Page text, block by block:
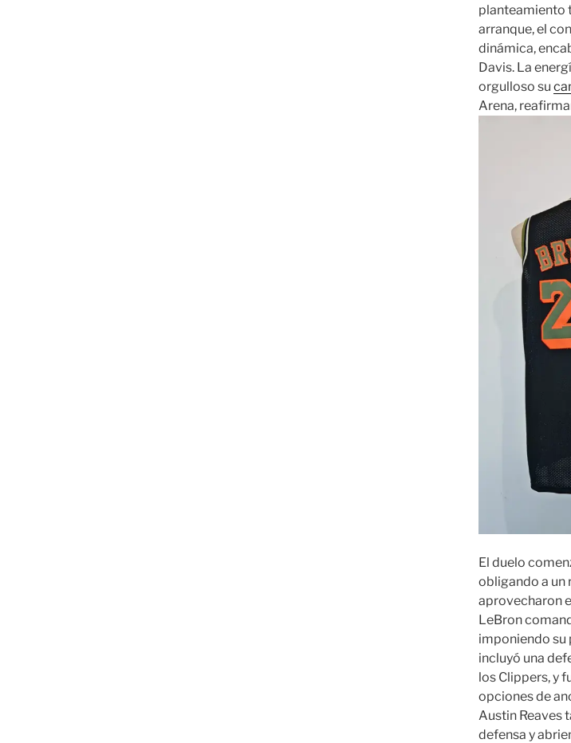
planteamiento
arranque, el
dinámica,
Davis. La
orgulloso su
Arena,
El duelo
obligando a un
aprovecharon
LeBron
imponiendo su
incluyó una
los Clippers, y
opciones de
Austin Reaves
defensa y